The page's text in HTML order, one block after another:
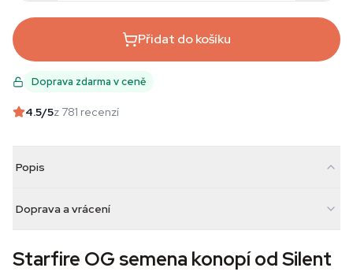
Přidat do košíku
Doprava zdarma v ceně
4.5/5z 781 recenzí
Popis
Doprava a vrácení
Starfire OG semena konopí od Silent